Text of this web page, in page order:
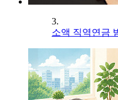
3.
소액 직역연금